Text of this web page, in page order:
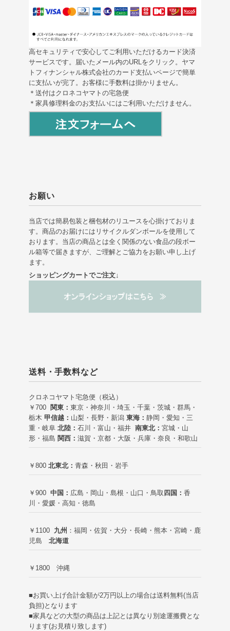
高セキュリティで安心してご利用いただけるカード決済
サービスです。届いたメール内のURLをクリック。ヤマ
トフィナンシャル株式会社のカード支払いページで簡単
に支払いが完了。お客様に手数料は掛かりません。
＊送付はクロネコヤマトの宅急便
＊家具修理料金のお支払いにはご利用いただけません。
お願い
当店では簡易包装と梱包材のリユースを心掛けておりま
す。商品のお届けにはリサイクルダンボールを使用して
おります。当店の商品とは全く関係のない食品の段ボー
ル箱等で届きますが、ご理解とご協力をお願い申し上げ
ます。
ショッピングカートでご注文↓
送料・手数料など
クロネコヤマト宅急便（税込）
￥700
関東： 東京・神奈川・埼玉・千葉・茨城・群馬・
栃木 甲信越： 山梨・長野・新潟 東海： 静岡・愛知・三
重・岐阜 北陸： 石川・富山・福井 南東北： 宮城・山
形・福島 関西： 滋賀・京都・大阪・兵庫・奈良・和歌山
￥800 北東北： 青森・秋田・岩手
￥900 中国： 広島・岡山・島根・山口・鳥取 四国： 香
川・愛媛・高知・徳島
￥1100 九州 ：福岡・佐賀・大分・長崎・熊本・宮崎・鹿
児島 北海道
￥1800 沖縄
■お買い上げ合計金額が2万円以上の場合は送料無料(当店
負担)となります
■家具などの大型の商品は上記とは異なり別途運搬費とな
ります(お見積り致します)